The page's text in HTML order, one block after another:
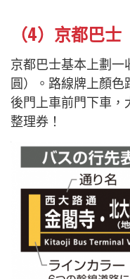
（4）京都巴士
京都巴士基本上劃一
圓）。路線牌上顏
後門上車前門下車，
整理券！